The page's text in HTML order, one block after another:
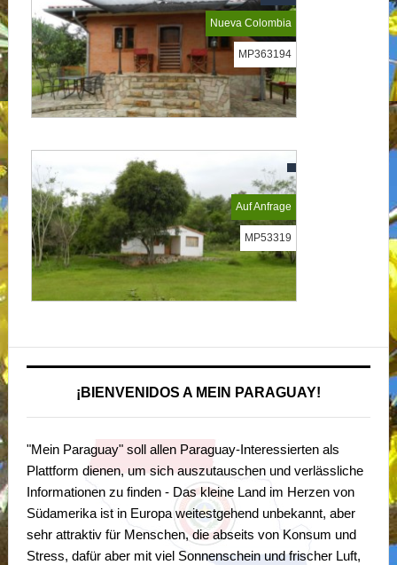
Nueva Colombia
MP363194
Auf Anfrage
MP53319
¡BIENVENIDOS A MEIN PARAGUAY!
"Mein Paraguay" soll allen Paraguay-Interessierten als
Plattform dienen, um sich auszutauschen und verlässliche
Informationen zu finden - Das kleine Land im Herzen von
Südamerika ist in Europa weitestgehend unbekannt, aber
sehr attraktiv für Menschen, die abseits von Konsum und
Stress, dafür aber mit viel Sonnenschein und frischer Luft,